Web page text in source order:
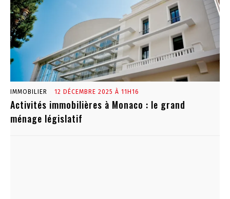
IMMOBILIER 12 DÉCEMBRE 2025 À 11H16
Activités immobilières à Monaco : le grand
ménage législatif